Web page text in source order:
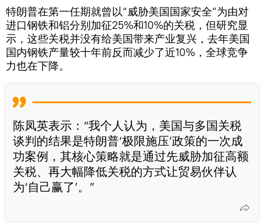
特朗普在第一任期就曾以“威胁美国国家安全”为由对
进口钢铁和铝分别加征25%和10%的关税，但研究显
示，这些关税并没有给美国带来产业复兴，去年美国
国内钢铁产量较十年前反而减少了近10%，全球竞争
力也在下降。
陈凤英表示：“我个人认为，美国与多国关税
谈判的结果是特朗普‘极限施压’政策的一次成
功案例，其核心策略就是通过先威胁加征高额
关税、再大幅降低关税的方式让贸易伙伴认
为‘自己赢了’。”